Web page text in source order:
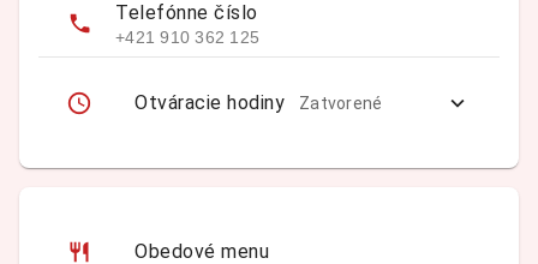
Telefónne číslo
+421 910 362 125
Otváracie hodiny Zatvorené
Obedové menu